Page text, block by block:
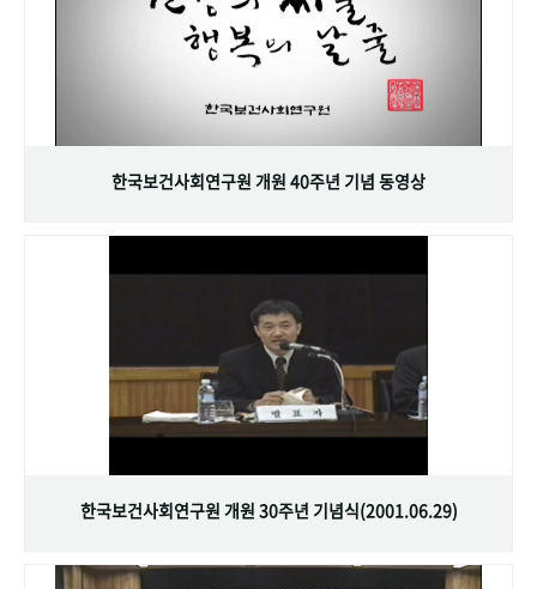
한국보건사회연구원 개원 40주년 기념 동영상
한국보건사회연구원 개원 30주년 기념식(2001.06.29)